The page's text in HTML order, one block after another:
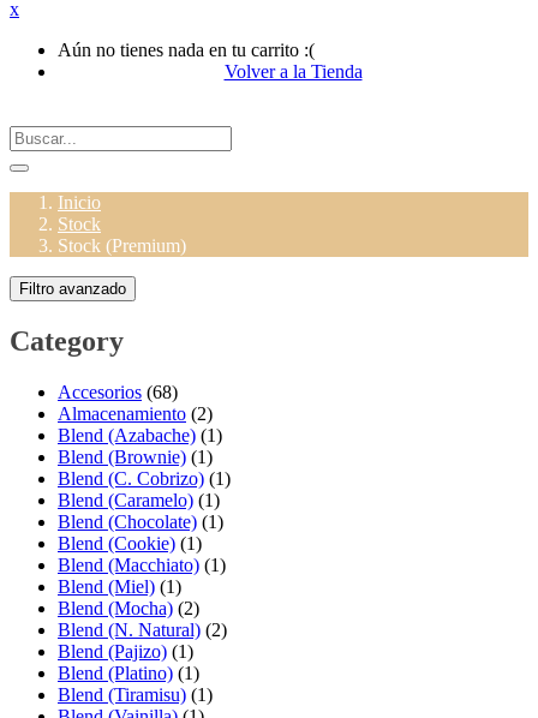
x
Aún no tienes nada en tu carrito :(
Volver a la Tienda
Inicio
Stock
Stock (Premium)
Filtro avanzado
Category
Accesorios (68)
Almacenamiento (2)
Blend (Azabache) (1)
Blend (Brownie) (1)
Blend (C. Cobrizo) (1)
Blend (Caramelo) (1)
Blend (Chocolate) (1)
Blend (Cookie) (1)
Blend (Macchiato) (1)
Blend (Miel) (1)
Blend (Mocha) (2)
Blend (N. Natural) (2)
Blend (Pajizo) (1)
Blend (Platino) (1)
Blend (Tiramisu) (1)